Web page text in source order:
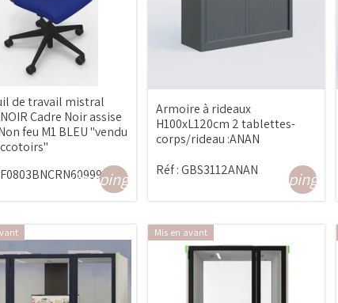
de travail mistral
Cadre Noir assise
feu M1 BLEU "vendu
shopping_cart
Armoire à rideaux
H100xL120cm 2 tablettes-
corps/rideau :ANAN
Réf :GBS3112ANAN
Mis en avant